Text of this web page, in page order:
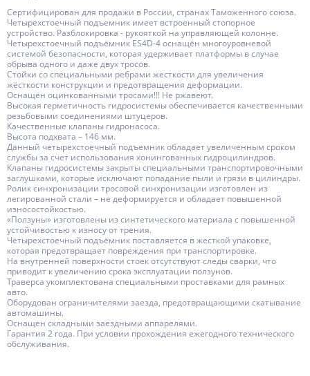
Сертифицирован для продажи в России, странах Таможенного союза.
Четырехстоечный подъемник имеет встроенный стопорное
устройство. Разблокировка - рукояткой на управляющей колонне.
Четырехстоечный подъёмник ES4D-4 оснащён многоуровневой
системой безопасности, которая удерживает платформы в случае
обрыва одного и даже двух тросов.
Стойки со специальными ребрами жесткости для увеличения
жёсткости конструкции и предотвращения деформации.
Оснащён оцинкованными тросами!!! Не ржавеют.
Высокая герметичность гидросистемы обеспечивается качественными
резьбовыми соединениями штуцеров.
Качественные клапаны гидронасоса.
Высота подхвата – 146 мм.
Данный четырехстоечный подъемник обладает увеличенным сроком
службы за счет использования хонингованных гидроцилиндров.
Клапаны гидросистемы закрыты специальными транспортировочными
заглушками, которые исключают попадание пыли и грязи в цилиндры.
Ролик синхронизации тросовой синхронизации изготовлен из
легированной стали – не деформируется и обладает повышенной
износостойкостью.
«Ползуны» изготовлены из синтетического материала с повышенной
устойчивостью к износу от трения.
Четырехстоечный подъёмник поставляется в жесткой упаковке,
которая предотвращает повреждения при транспортировке.
На внутренней поверхности стоек отсутствуют следы сварки, что
приводит к увеличению срока эксплуатации ползунов.
Траверса укомплектована специальными проставками для рамных
авто.
Оборудован ограничителями заезда, предотвращающими скатывание
автомашины.
Оснащен складными заездными аппарелями.
Гарантия 2 года. При условии прохождения ежегодного технического
обслуживания.